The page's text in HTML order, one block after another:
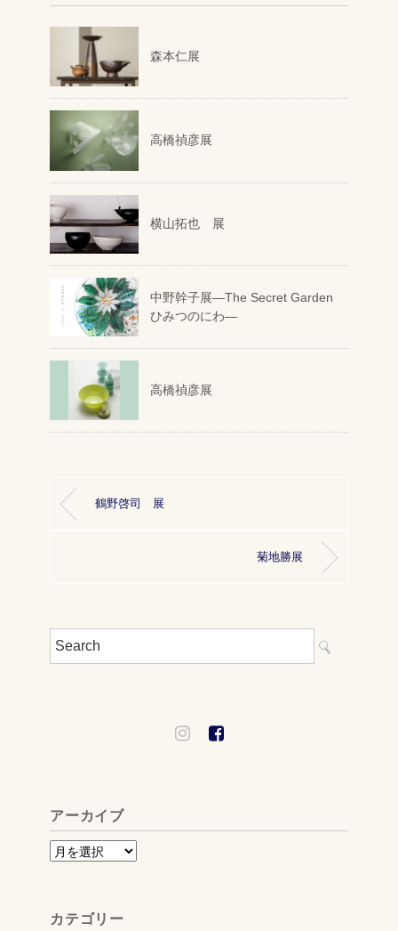
森本仁展
高橋禎彦展
横山拓也 展
中野幹子展―The Secret Garden
ひみつのにわ―
高橋禎彦展
鶴野啓司 展
菊地勝展
アーカイブ
ア
イ
カテゴリー